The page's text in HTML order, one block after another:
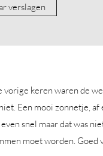
verslagen
vorige keren waren de
Een mooi zonnetje, af
snel maar dat was
moet worden. Goed